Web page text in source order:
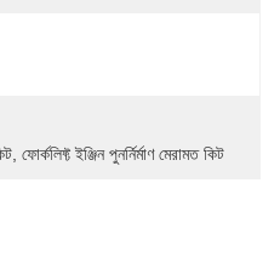
ফোর্কলিফ্ট ইঞ্জিন পুনর্নির্মাণ মেরামত কিট